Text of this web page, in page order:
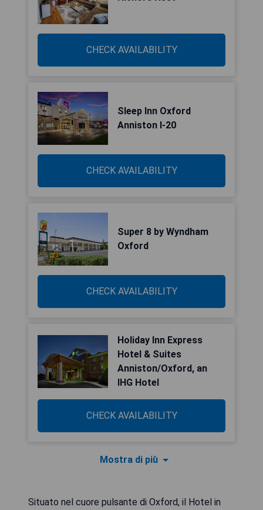
CHECK AVAILABILITY
Sleep Inn Oxford
Anniston I-20
CHECK AVAILABILITY
Super 8 by Wyndham
Oxford
CHECK AVAILABILITY
Holiday Inn Express
Hotel & Suites
Anniston/Oxford, an
IHG Hotel
CHECK AVAILABILITY
Mostra di più
Situato nel cuore pulsante di Oxford, il Hotel in